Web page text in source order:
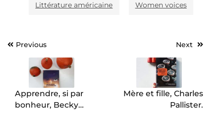
Littérature américaine Women voices
Navigation
l’article
Previous
Apprendre, si par
bonheur, Becky
Next
Mère et fille, Charles
Pallister.